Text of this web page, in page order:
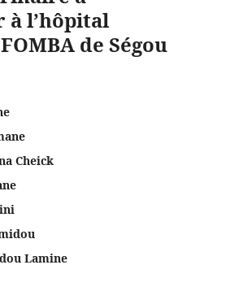
à l’hôpital
de Ségou
Cheick
Lamine